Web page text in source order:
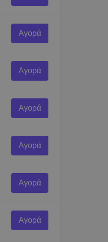
Αγορά
Αγορά
Αγορά
Αγορά
Αγορά
Αγορά